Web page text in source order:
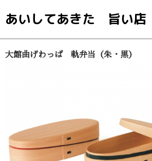
あいしてあきた 旨い店
大館曲げわっぱ 軌弁当（朱・黒）